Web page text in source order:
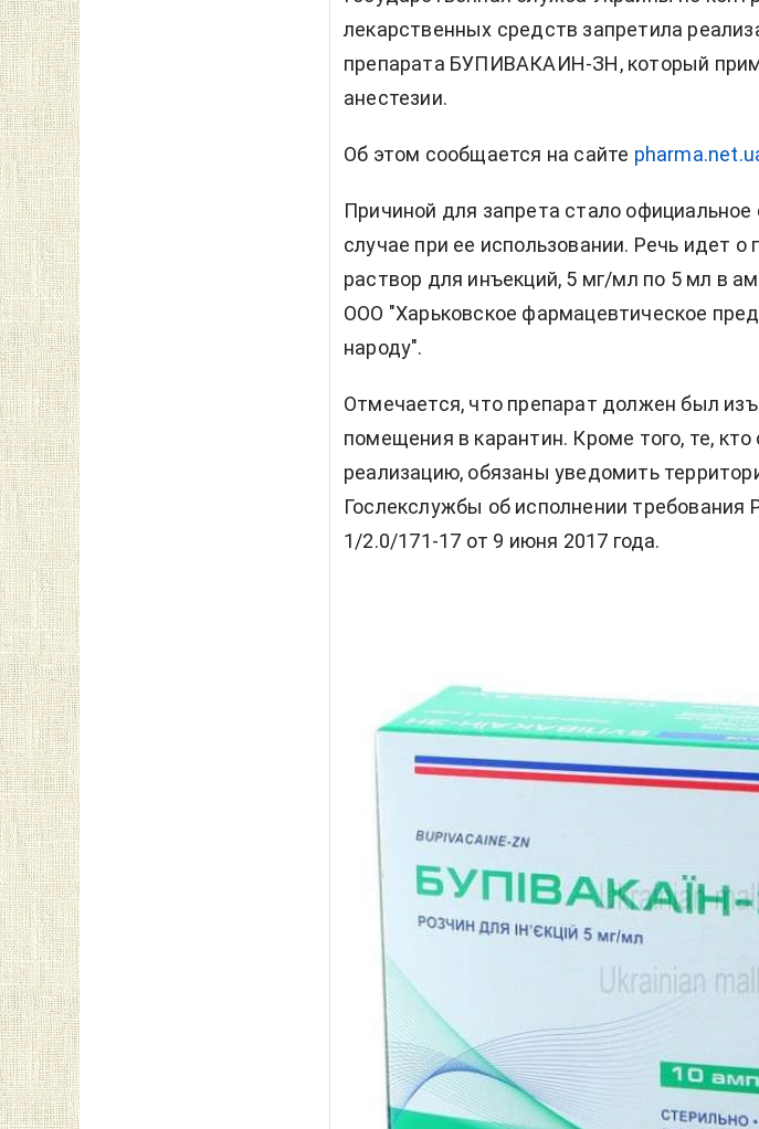
лекарственных средств запретила
препарата БУПИВАКАИН-ЗН, который
анестезии.
Об этом сообщается на сайте
Причиной для запрета стало
случае при ее использовании. Речь идет о
раствор для инъекций, 5 мг/мл по 5 мл в
ООО "Харьковское фармацевтическое
народу".
Отмечается, что препарат должен был
помещения в карантин. Кроме того, те,
реализацию, обязаны уведомить
Гослекслужбы об исполнении
1/2.0/171-17 от 9 июня 2017 года.